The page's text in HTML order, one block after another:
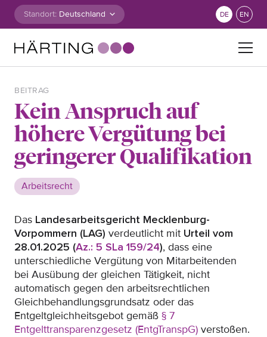
Zum Inhalt springen
Standort: DE EN
BEITRAG
Kein Anspruch auf
höhere Vergütung bei
geringerer Qualifikation
Arbeitsrecht
Das Landesarbeitsgericht Mecklenburg-
Vorpommern (LAG) verdeutlicht mit Urteil vom
28.01.2025 (Az.: 5 SLa 159/24), dass eine
unterschiedliche Vergütung von Mitarbeitenden
bei Ausübung der gleichen Tätigkeit, nicht
automatisch gegen den arbeitsrechtlichen
Gleichbehandlungsgrundsatz oder das
Entgeltgleichheitsgebot gemäß § 7
Entgelttransparenzgesetz (EntgTranspG) verstoßen.